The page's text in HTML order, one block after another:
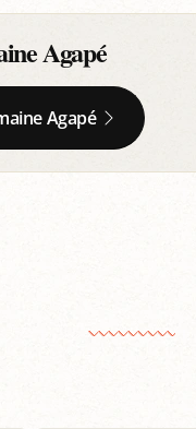
Agapé
Agapé